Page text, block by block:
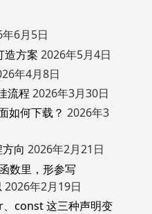
6月5日
造方案 2026年5月4日
年4月8日
流程 2026年3月30日
如何下载？ 2026年3
向 2026年2月21日
数里，形参写
2026年2月19日
const 这三种声明变